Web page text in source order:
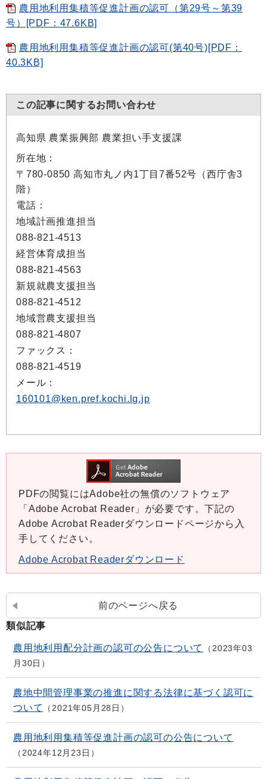
農用地利用集積等促進計画の認可（第29号～第39
号）[PDF：47.6KB]
農用地利用集積等促進計画の認可(第40号)[PDF：
40.3KB]
この記事に関するお問い合わせ
高知県 農業振興部 農業担い手支援課
所在地：
〒780-0850 高知市丸ノ内1丁目7番52号（西庁舎3
階）
電話：
地域計画推進担当
088-821-4513
経営体育成担当
088-821-4563
新規就農支援担当
088-821-4512
地域営農支援担当
088-821-4807
ファックス：
088-821-4519
メール：
160101@ken.pref.kochi.lg.jp
PDFの閲覧にはAdobe社の無償のソフトウェア
「Adobe Acrobat Reader」が必要です。下記の
Adobe Acrobat Readerダウンロードページから入
手してください。
Adobe Acrobat Readerダウンロード
前のページへ戻る
類似記事
農用地利用配分計画の認可の公告について
2023年03
月30日
農地中間管理事業の推進に関する法律に基づく認可に
ついて
2021年05月28日
農用地利用集積等促進計画の認可の公告について
2024年12月23日